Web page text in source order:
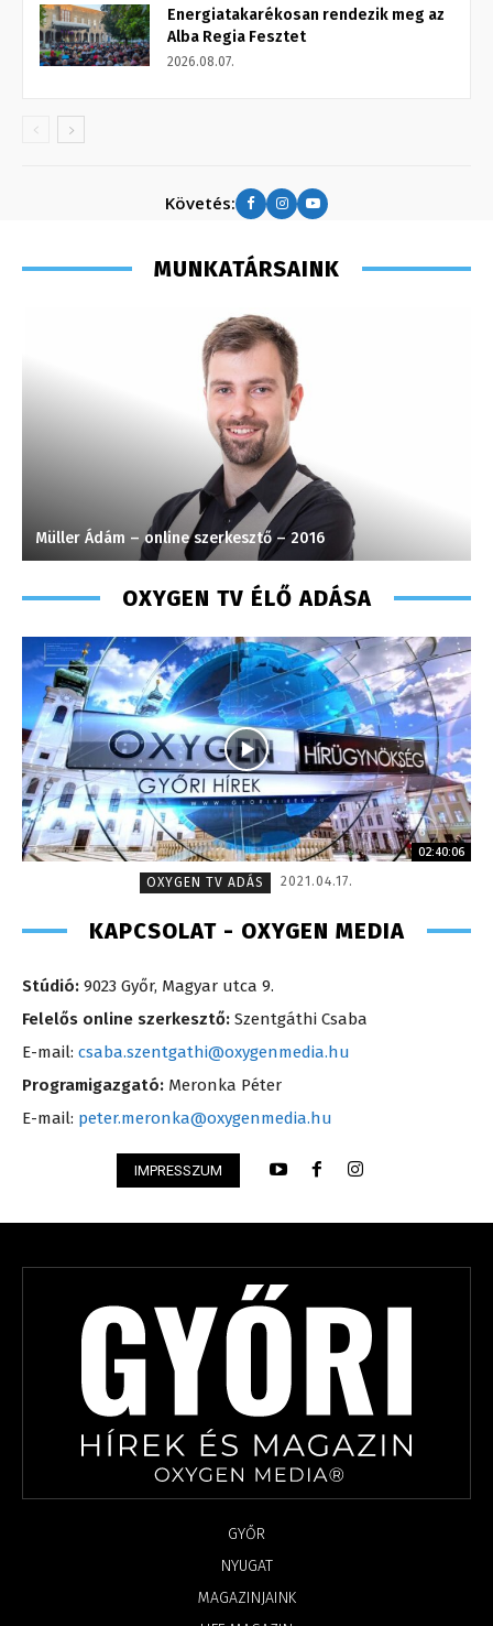
Energiatakarékosan rendezik meg az
Alba Regia Fesztet
2026.08.07.
Követés:
MUNKATÁRSAINK
Müller Ádám – online szerkesztő – 2016
OXYGEN TV ÉLŐ ADÁSA
02:40:06
OXYGEN TV ADÁS
2021.04.17.
KAPCSOLAT - OXYGEN MEDIA
Stúdió: 9023 Győr, Magyar utca 9.
Felelős online szerkesztő: Szentgáthi Csaba
E-mail: csaba.szentgathi@oxygenmedia.hu
Programigazgató: Meronka Péter
E-mail: peter.meronka@oxygenmedia.hu
IMPRESSZUM
GYŐR
NYUGAT
MAGAZINJAINK